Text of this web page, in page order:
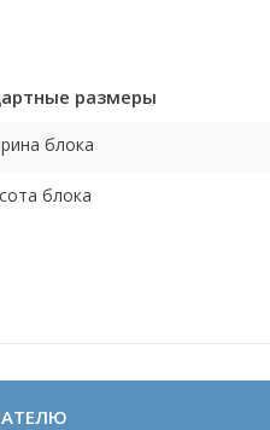
размеры
блока
блока